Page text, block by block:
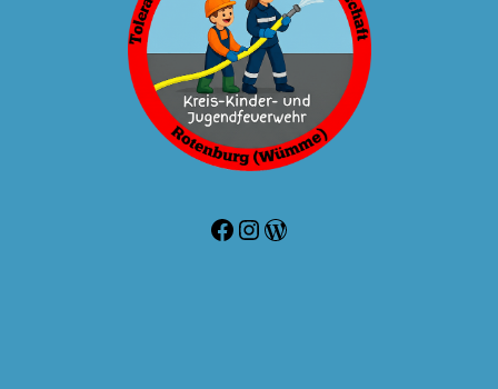
Facebook
Instagram
WordPress